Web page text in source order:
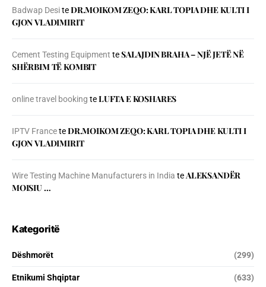
Badwap DesiteDR.MOIKOM ZEQO: KARL TOPIA DHE KULTI I
GJON VLADIMIRIT
Cement Testing Equipment teSALAJDIN BRAHA – NJЁ JETЁ NЁ
SHЁRBIM TЁ KOMBIT
online travel booking teLUFTA E KOSHARES
IPTV FranceteDR.MOIKOM ZEQO: KARL TOPIA DHE KULTI I
GJON VLADIMIRIT
Wire Testing Machine Manufacturers in India teALEKSANDËR
MOISIU …
Kategoritë
Dëshmorët (299)
Etnikumi Shqiptar (633)